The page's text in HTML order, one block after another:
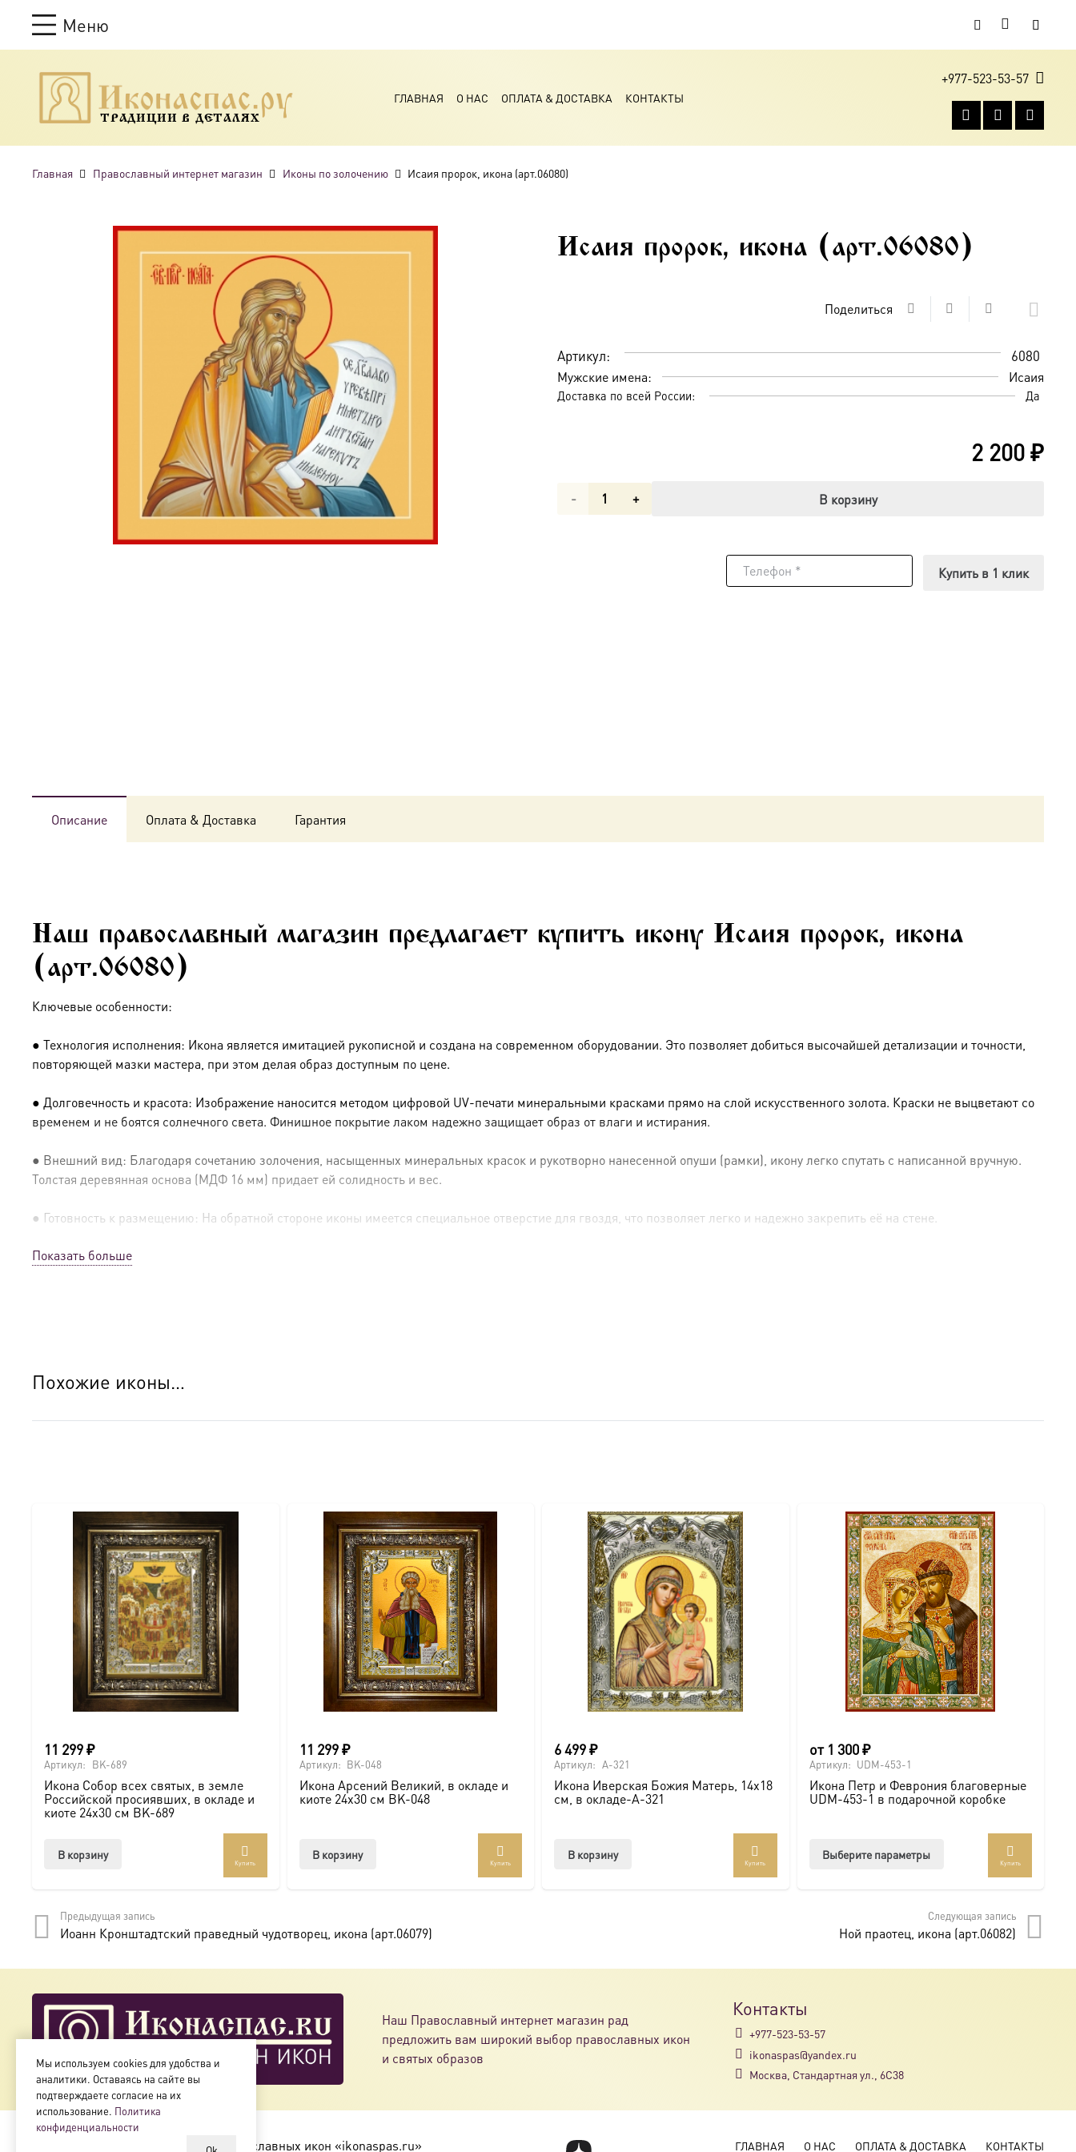
Меню
ТРАДИЦИИ В ДЕТАЛЯХ
ГЛАВНАЯ О НАС ОПЛАТА & ДОСТАВКА КОНТАКТЫ
+977-523-53-57
Главная Православный интернет магазин Иконы по золочению Исаия пророк, икона (арт.06080)
Исаия пророк, икона (арт.06080)
Поделиться
Артикул: 6080
Мужские имена: Исаия
Доставка по всей России: Да
2 200₽
Количество
В корзину
Купить в 1 клик
Описание Оплата & Доставка Гарантия
Наш православный магазин предлагает купить икону Исаия пророк, икона
(арт.06080)
Ключевые особенности:
● Технология исполнения: Икона является имитацией рукописной и создана на современном оборудовании. Это позволяет добиться высочайшей детализации и точности,
повторяющей мазки мастера, при этом делая образ доступным по цене.
● Долговечность и красота: Изображение наносится методом цифровой UV-печати минеральными красками прямо на слой искусственного золота. Краски не выцветают со
временем и не боятся солнечного света. Финишное покрытие лаком надежно защищает образ от влаги и истирания.
● Внешний вид: Благодаря сочетанию золочения, насыщенных минеральных красок и рукотворно нанесенной опуши (рамки), икону легко спутать с написанной вручную.
Толстая деревянная основа (МДФ 16 мм) придает ей солидность и вес.
● Готовность к размещению: На обратной стороне иконы имеется специальное отверстие для гвоздя, что позволяет легко и надежно закрепить её на стене.
● Освящение: Производство освящено
Эта икона станет прекрасным духовным подарком:
● На день Ангела (именины) — в честь небесного покровителя.
● На Крещение ребенка или взрослого.
● На день рождения как символ защиты и заступничества.
● На венчание или годовщину брака (для парных икон или образов покровителей семьи).
● На новоселье для освящения домашнего очага.
Доставка и заказ:
Мы предлагаем купить икону в Москве с доставкой по России. Также можно заказать икону в окладе и киоте.
Доступна в стандартных размерах или может быть изготовлена под заказ по вашим размерам.
Подписывайтесь на нашу группу ВКонтакте:
Показать больше
Похожие иконы…
11 299₽
Артикул: BK-689
Икона Собор всех святых, в земле
Российской просиявших, в окладе и
киоте 24х30 см BK-689
В корзину
Купить
11 299₽
Артикул: BK-048
Икона Арсений Великий, в окладе и
киоте 24х30 см BK-048
В корзину
Купить
6 499₽
Артикул: A-321
Икона Иверская Божия Матерь, 14х18
см, в окладе-A-321
В корзину
Купить
от 1 300₽
Артикул: UDM-453-1
Икона Петр и Феврония благоверные
UDM-453-1 в подарочной коробке
Выберите параметры
вариаций.
Опции
Купить
Предыдущая запись
Иоанн Кронштадтский праведный чудотворец, икона (арт.06079)
Следующая запись
Ной праотец, икона (арт.06082)
Наш Православный интернет магазин рад
предложить вам широкий выбор православных икон
и святых образов
Контакты
+977-523-53-57
ikonaspas@yandex.ru
Москва, Стандартная ул., 6С38
Магазин православных икон «ikonaspas.ru» ГЛАВНАЯ О НАС ОПЛАТА & ДОСТАВКА КОНТАКТЫ
Мы используем cookies для удобства и
аналитики. Оставаясь на сайте вы
подтверждаете согласие на их
использование. Политика
конфиденциальности